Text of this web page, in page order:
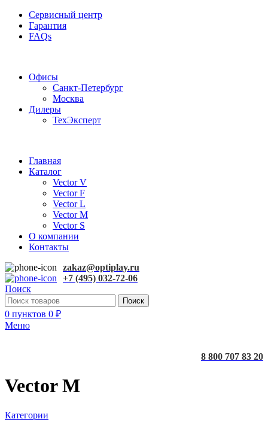
Сервисный центр
Гарантия
FAQs
Офисы
Санкт-Петербург
Москва
Дилеры
ТехЭксперт
Главная
Каталог
Vector V
Vector F
Vector L
Vector M
Vector S
О компании
Контакты
zakaz@optiplay.ru
+7 (495) 032-72-06
Поиск
Поиск
0 пунктов 0 ₽
Меню
8 800 707 83 20
Vector M
Категории